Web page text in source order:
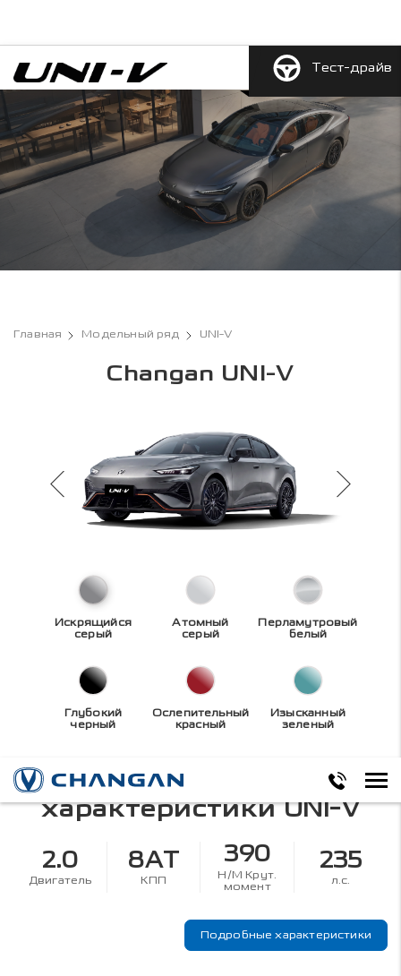
Тест-драйв
Главная Модельный ряд UNI-V
Changan UNI-V
Искрящийся
серый
Атомный
серый
Перламутровый
белый
Глубокий
черный
Ослепительный
красный
Изысканный
зеленый
Технические
характеристикиUNI-V
2.0
Двигатель
8AT
КПП
390
Н/М Крут.
момент
235
л.с.
Подробные характеристики